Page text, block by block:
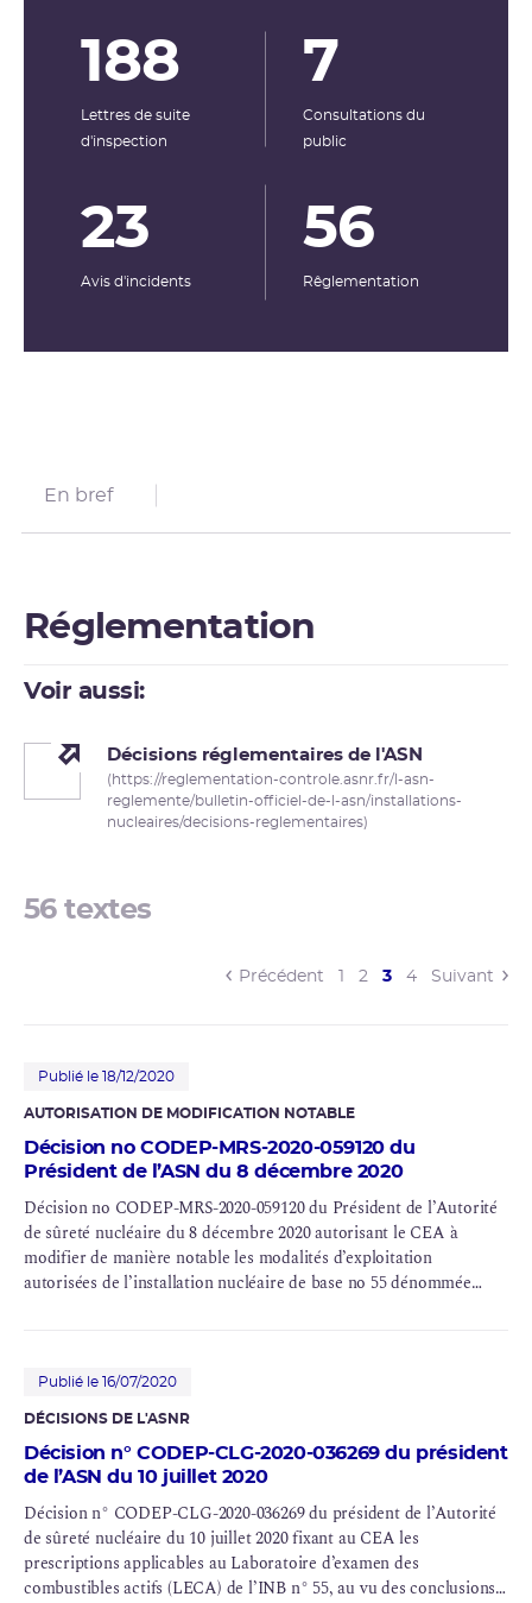
188
Lettres de suite
d'inspection
7
Consultations du
public
23
Avis d'incidents
56
Rêglementation
En bref
Réglementation
Voir aussi:
Décisions réglementaires de l'ASN
(https://reglementation-controle.asnr.fr/l-asn-
reglemente/bulletin-officiel-de-l-asn/installations-
nucleaires/decisions-reglementaires)
56 textes
Précédent 2 3(current)
4 Suivant
Publié le 18/12/2020
AUTORISATION DE MODIFICATION NOTABLE
Décision no CODEP-MRS-2020-059120 du
Président de l’ASN du 8 décembre 2020
Décision no CODEP-MRS-2020-059120 du Président de l’Autorité
desûreté nucléaire du 8 décembre 2020 autorisant le CEA à
modifier de manière notable les modalités d’exploitation
autorisées de l’installation nucléaire de base no 55 dénommée
Publié le 16/07/2020
DÉCISIONS DE L'ASNR
Décision n° CODEP-CLG-2020-036269 du président
de l’ASN du 10 juillet 2020
Décision n° CODEP-CLG-2020-036269 du président de l’Autorité
de sûreté nucléaire du 10 juillet 2020 fixant au CEA les
prescriptions applicables au Laboratoire d’examen des
combustibles actifs (LECA) de l’INB n° 55, au vu des conclusions